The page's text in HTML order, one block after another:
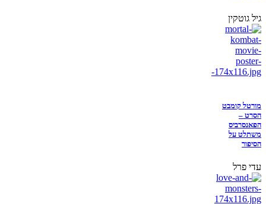
גיל גוטקין
מורטל קומבט
הסרט –
הפאנסרביס
משתלט על
הסיפור
עדי פרל